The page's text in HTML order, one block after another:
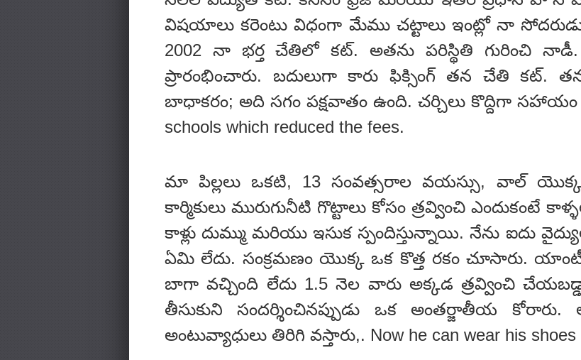
విషయాలు కరెంటు విధంగా మేము చట్టాలు ఇంట్లో నా సోదరుడు
2002 నా భర్త చేతిలో కట్. అతను పరిస్థితి గురించి
ప్రారంభించారు. బదులుగా కారు ఫిక్సింగ్ తన చేతి కట్. తన
బాధాకరం; అది సగం పక్షవాతం ఉంది. చర్చిలు కొద్దిగా సహాయం
schools which reduced the fees.
మా పిల్లలు ఒకటి, 13 సంవత్సరాల వయస్సు, వాల్
కార్మికులు మురుగునీటి గొట్టాలు కోసం త్రవ్వించి ఎందుకంటే
కాళ్లు దుమ్ము మరియు ఇసుక స్పందిస్తున్నాయి. నేను ఐదు
ఏమి లేదు. సంక్రమణం యొక్క ఒక కొత్త రకం చూసారు.
బాగా వచ్చింది లేదు 1.5 నెల వారు అక్కడ త్రవ్వించి
తీసుకుని సందర్శించినప్పుడు ఒక అంతర్జాతీయ
అంటువ్యాధులు తిరిగి వస్తారు,. Now he can wear his shoes